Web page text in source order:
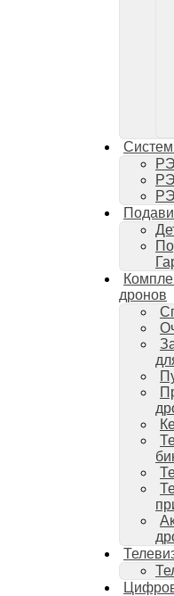
Техника
Стайлеры
Пылесосы
Аудио и видео DJI
Ручные
DJI
DJI
DJI
DJI
дронов